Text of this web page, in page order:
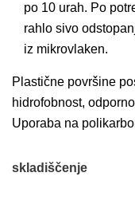
po 10 urah. Po
rahlo sivo
iz mikrovlaken.
Plastične površine
hidrofobnost,
Uporaba na
skladiščenje